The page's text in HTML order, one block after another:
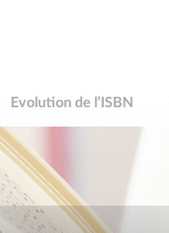
Evolution de l’ISBN